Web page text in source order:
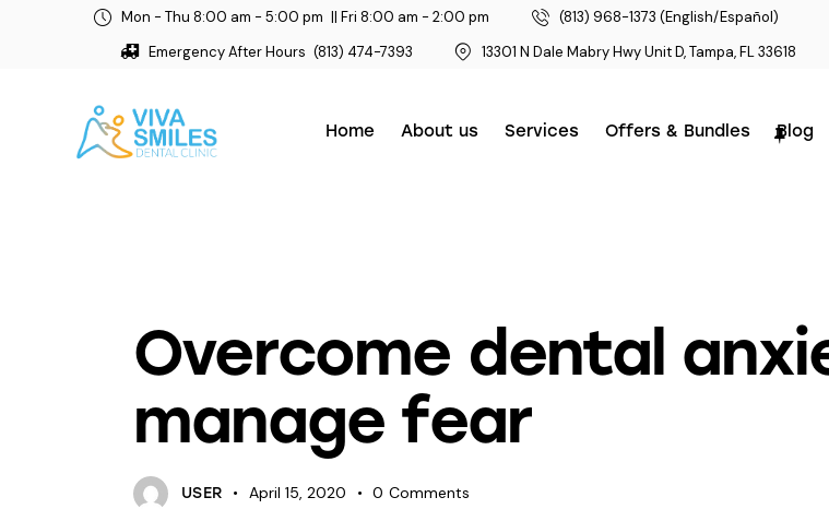
Mon - Thu 8:00 am - 5:00 pm || Fri 8:00 am - 2:00 pm
(813) 968-1373 (English/Español)
Emergency After Hours (813) 474-7393 13301 N Dale Mabry Hwy Unit D, Tampa, FL 33618
Home About us Services Offers & Bundles Blog
Overcome dental
manage fear
USER April 15, 2020 0 Comments